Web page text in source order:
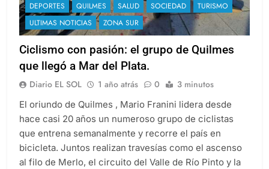
DEPORTES QUILMES SALUD SOCIEDAD
TURISMO
ULTIMAS NOTICIAS
ZONA SUR
Ciclismo con pasión: el grupo de Quilmes
que llegó a Mar del Plata.
Diario EL SOL 1 año atrás 0 3 minutos
El oriundo de Quilmes , Mario Franini lidera desde
hace casi 20 años un numeroso grupo de ciclistas
que entrena semanalmente y recorre el país en
bicicleta. Juntos realizan travesías como el ascenso
al filo de Merlo, el circuito del Valle de Río Pinto y la